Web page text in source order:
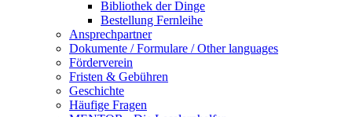
Bibliothek der Dinge
Bestellung Fernleihe
Ansprechpartner
Dokumente / Formulare / Other languages
Förderverein
Fristen & Gebühren
Geschichte
Häufige Fragen